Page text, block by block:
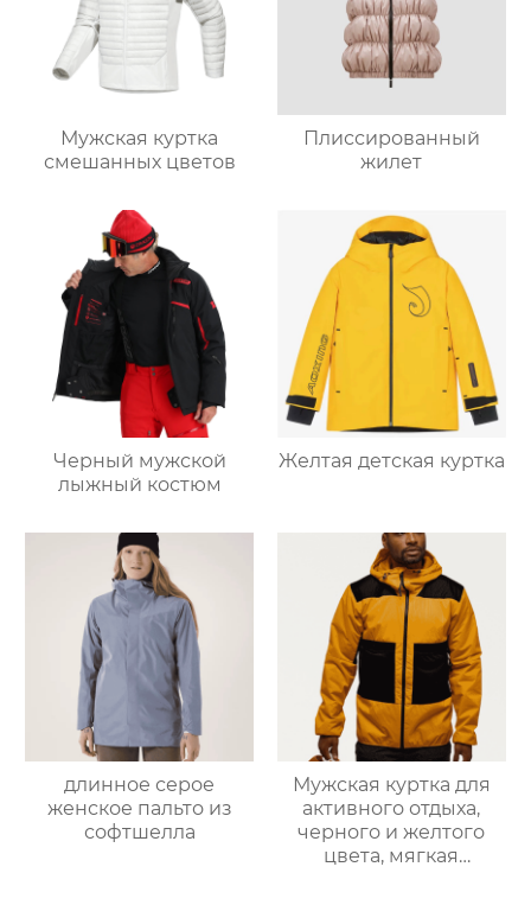
Мужская куртка
смешанных цветов
Плиссированный
жилет
Черный мужской
лыжный костюм
Желтая детская куртка
длинное серое
женское пальто из
софтшелла
Мужская куртка для
активного отдыха,
черного и желтого
цвета, мягкая